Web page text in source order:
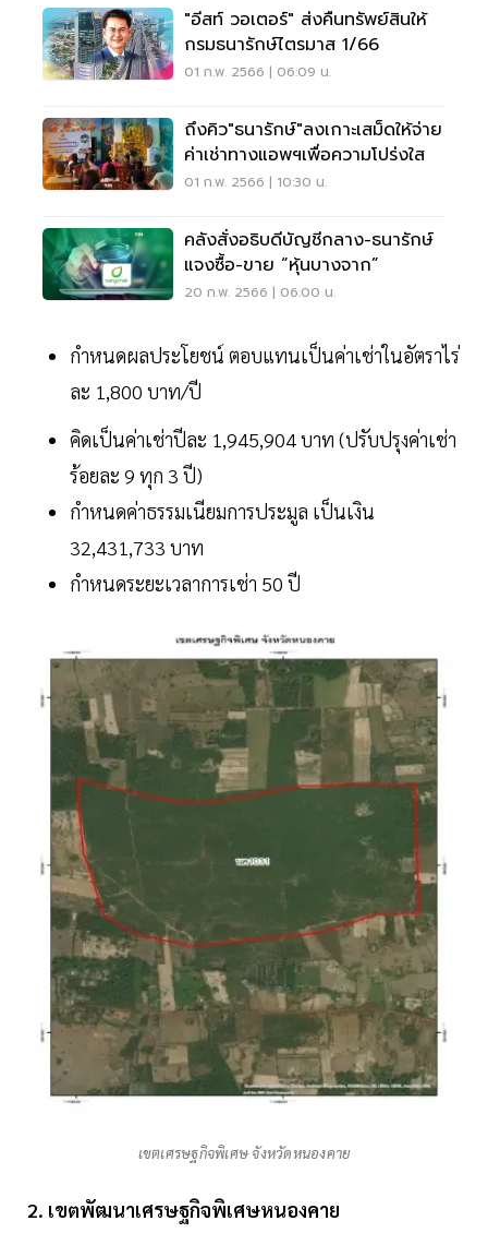
"อีสท์ วอเตอร์" ส่งคืนทรัพย์สินให้
กรมธนารักษ์ไตรมาส 1/66
01 ก.พ. 2566 | 06:09 น.
ถึงคิว"ธนารักษ์"ลงเกาะเสม็ดให้จ่าย
ค่าเช่าทางแอพฯเพื่อความโปร่งใส
01 ก.พ. 2566 | 10:30 น.
คลังสั่งอธิบดีบัญชีกลาง-ธนารักษ์
แจงซื้อ-ขาย “หุ้นบางจาก”
20 ก.พ. 2566 | 06:00 น.
กำหนดผลประโยชน์ ตอบแทนเป็นค่าเช่าในอัตราไร่
ละ 1,800 บาท/ปี
คิดเป็นค่าเช่าปีละ 1,945,904 บาท (ปรับปรุงค่าเช่า
ร้อยละ 9 ทุก 3 ปี)
กำหนดค่าธรรมเนียมการประมูล เป็นเงิน
32,431,733 บาท
กำหนดระยะเวลาการเช่า 50 ปี
เขตเศรษฐกิจพิเศษ จังหวัดหนองคาย
2. เขตพัฒนาเศรษฐกิจพิเศษหนองคาย